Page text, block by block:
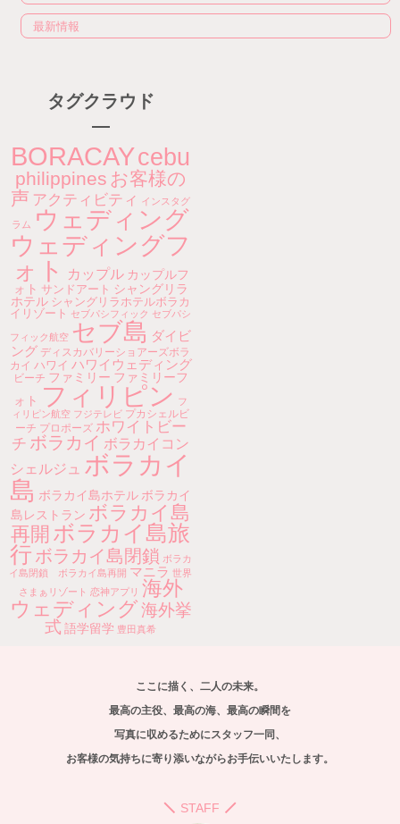
最新情報
タグクラウド
BORACAYcebu
philippines お客様の
声 アクティビティ インスタグ
ラム ウェディング
ウェディングフ
ォト
カップル カップルフ
ォト サンドアート シャングリラ
ホテル シャングリラホテルボラカ
イリゾート セブパシフィック セブパシ
フィック航空 セブ島 ダイビ
ング ディスカバリーショアーズボラ
カイ ハワイ ハワイウェディング
ビーチ ファミリー ファミリーフ
ォト フィリピン フ
ィリピン航空 フジテレビ プカシェルビ
ーチ プロポーズ ホワイトビー
チ ボラカイ ボラカイコン
シェルジュ ボラカイ
島 ボラカイ島ホテル ボラカイ
島レストラン ボラカイ島
再開 ボラカイ島旅
行 ボラカイ島閉鎖 ボラカ
イ島閉鎖 ボラカイ島再開 マニラ 世界
さまぁリゾート 恋神アプリ 海外
ウェディング海外挙
式 語学留学 豊田真希
ここに描く、二人の未来。
最高の主役、最高の海、最高の瞬間を
写真に収めるためにスタッフ一同、
お客様の気持ちに寄り添いながらお手伝いいたします。
STAFF